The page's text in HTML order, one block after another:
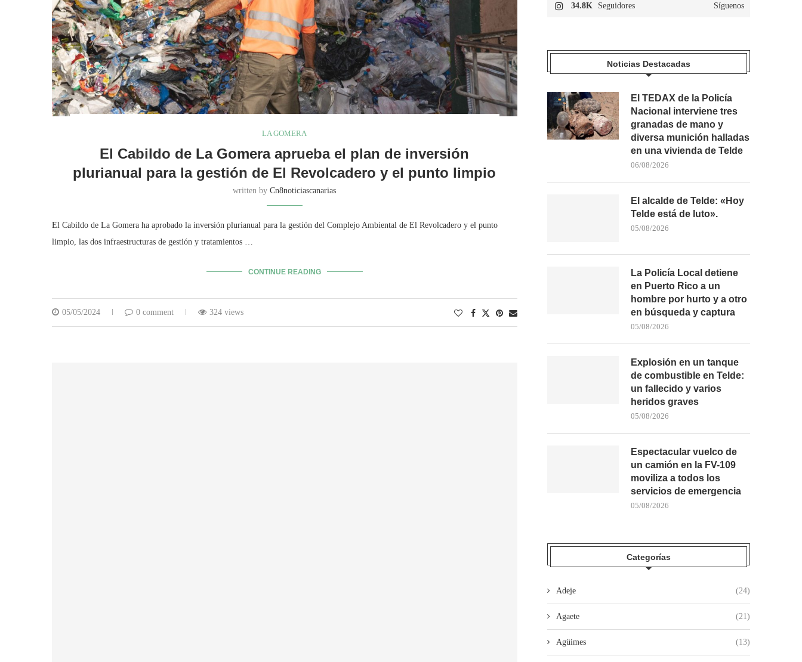
LA GOMERA
El Cabildo de La Gomera aprueba el plan de inversión
plurianual para la gestión de El Revolcadero y el punto limpio
written byCn8noticiascanarias
El Cabildo de La Gomera ha aprobado la inversión plurianual para la gestión del Complejo Ambiental de El Revolcadero y el punto
limpio, las dos infraestructuras de gestión y tratamientos …
CONTINUE READING
05/05/2024 0 comment 324 views
34.8K Seguidores Síguenos
Noticias Destacadas
El TEDAX de la Policía
Nacional interviene tres
granadas de mano y
diversa munición halladas
en una vivienda de Telde
06/08/2026
El alcalde de Telde: «Hoy
Telde está de luto».
05/08/2026
La Policía Local detiene
en Puerto Rico a un
hombre por hurto y a otro
en búsqueda y captura
05/08/2026
Explosión en un tanque
de combustible en Telde:
un fallecido y varios
heridos graves
05/08/2026
Espectacular vuelco de
un camión en la FV-109
moviliza a todos los
servicios de emergencia
05/08/2026
Categorías
Adeje (24)
Agaete (21)
Agüimes (13)